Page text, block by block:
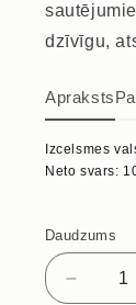
dzīvīgu,
Apraksts
Izcelsmes
Neto svars:
Daudzums